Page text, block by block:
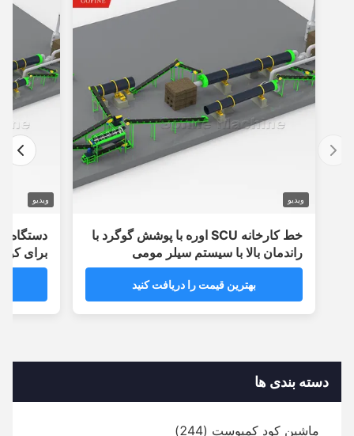
خط کارخانه SCU اوره با پوشش گوگرد با
راندمان بالا با سیستم سیلر مومی
بهترین قیمت را دریافت کنید
دستگاه
برای کود 2-3 لایه پلیمری کپسوله شده
دسته بندی ها
ماشین کود کمپوست (244)